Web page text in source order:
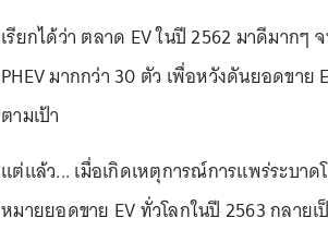
เรียกได้ว่า ตลาด EV ในปี 2562 มาดีมากๆ
PHEV มากกว่า 30 ตัว เพื่อหวังดันยอดขาย
ตามเป้า
แต่แล้ว... เมื่อเกิดเหตุการณ์การแพร่ระบาด
หมายยอดขาย EV ทั่วโลกในปี 2563 กลายเ